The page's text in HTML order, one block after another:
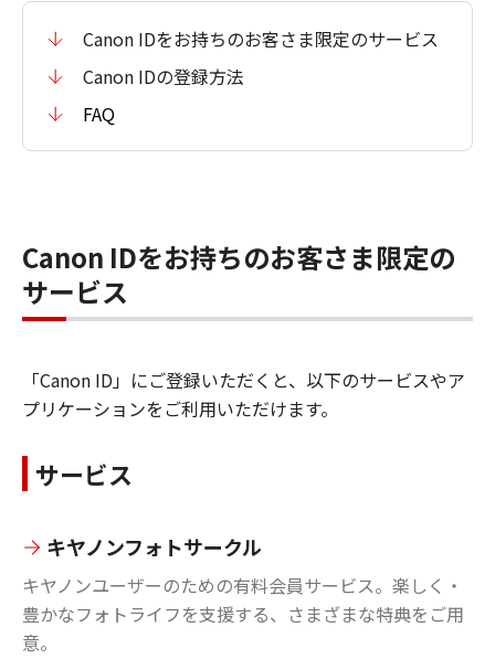
Canon IDをお持ちのお客さま限定のサービス
Canon IDの登録方法
FAQ
Canon IDをお持ちのお客さま限定の
サービス
「Canon ID」にご登録いただくと、以下のサービスやア
プリケーションをご利用いただけます。
サービス
キヤノンフォトサークル
キヤノンユーザーのための有料会員サービス。楽しく・
豊かなフォトライフを支援する、さまざまな特典をご用
意。